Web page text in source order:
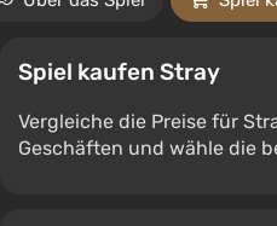
Spiel kaufen Stray
Vergleiche die Preise für
Geschäften und wähle die